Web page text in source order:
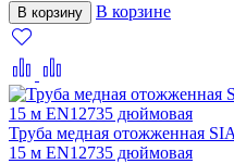
В корзину В корзине
Труба медная отожженная
15 м EN12735 дюймовая